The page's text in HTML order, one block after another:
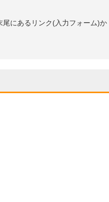
にあるリンク(入力フォーム)か